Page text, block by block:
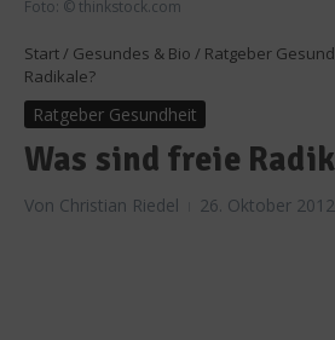
Foto: © thinkstock.com
Start / Gesundes & Bio / Ratgeber
Radikale?
Ratgeber Gesundheit
Was sind freie
Von Christian Riedel 26. Oktober 2012